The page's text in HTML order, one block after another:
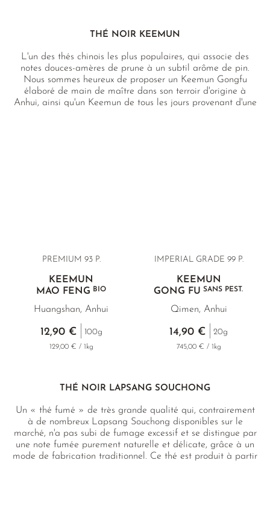
THÉ NOIR KEEMUN
L'un des thés chinois les plus populaires, qui associe des
notes douces-amères de prune à un subtil arôme de pin.
Nous sommes heureux de proposer un Keemun Gongfu
élaboré de main de maître dans son terroir d'origine à
Anhui, ainsi qu'un Keemun de tous les jours provenant d'une
PREMIUM 93 P.
KEEMUN
MAO FENG BIO
Huangshan, Anhui
12,90 € 100g
129,00 € / 1kg
IMPERIAL GRADE 99 P.
KEEMUN
GONG FUSANS PEST.
Qimen, Anhui
14,90 € 20g
745,00 € / 1kg
THÉ NOIR LAPSANG SOUCHONG
Un « thé fumé » de très grande qualité qui, contrairement
à de nombreux Lapsang Souchong disponibles sur le
marché, n'a pas subi de fumage excessif et se distingue par
une note fumée purement naturelle et délicate, grâce à un
mode de fabrication traditionnel. Ce thé est produit à partir